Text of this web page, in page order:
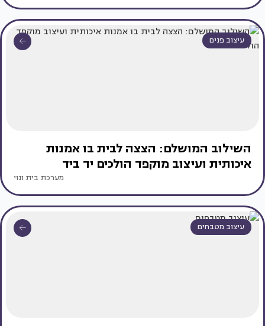
עיצוב פנים
השילוב המושלם: הצצה לבית בו אמנות
איכותית ועיצוב מוקפד הולכים יד ביד
מערכת בית ונוי
עיצוב מטבחים